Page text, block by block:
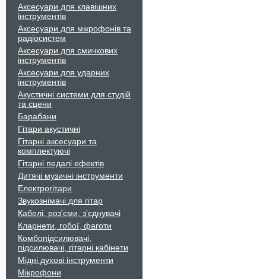
Аксесуари для клавішних
інструментів
Аксесуари для мікрофонів та
радіосистем
Аксесуари для смичкових
інструментів
Аксесуари для ударних
інструментів
Акустичні системи для студій
та сцени
Барабани
Гітари акустичні
Гітарні аксесуари та
комплектуючі
Гітарні педалі ефектів
Дитячі музичні інструменти
Електрогітари
Звукознімачі для гітар
Кабелі, роз'єми, з'єднувачі
Кларнети, гобої, фаготи
Комбопідсилювачі,
підсилювачі, гітарні кабінети
Мідні духові інструменти
Мікрофони